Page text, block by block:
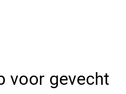
voor gevecht